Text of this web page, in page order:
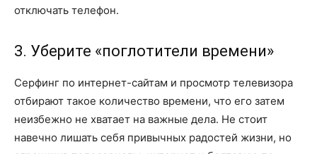
отключать телефон.
3. Уберите «поглотители времени»
Серфинг по интернет-сайтам и просмотр телевизора
отбирают такое количество времени, что его затем
неизбежно не хватает на важные дела. Не стоит
навечно лишать себя привычных радостей жизни, но